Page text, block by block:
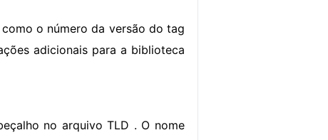
o número da versão do tag
adicionais para a biblioteca
no arquivo TLD . O nome